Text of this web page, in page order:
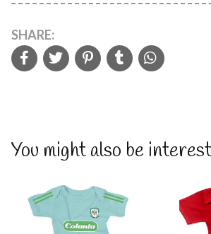
SHARE:
You might also be